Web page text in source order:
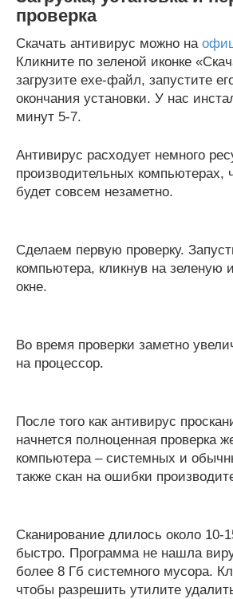
проверка
Скачать антивирус можно на
Кликните по зеленой иконке
загрузите exe-файл, запустите
окончания установки. У нас
минут 5-7.
Антивирус расходует немного
производительных компьютерах,
будет совсем незаметно.
Сделаем первую проверку.
компьютера, кликнув на зеленую
окне.
Во время проверки заметно
на процессор.
После того как антивирус
начнется полноценная проверка
компьютера – системных и
также скан на ошибки
Сканирование длилось около 10-
быстро. Программа не нашла
более 8 Гб системного мусора.
чтобы разрешить утилите